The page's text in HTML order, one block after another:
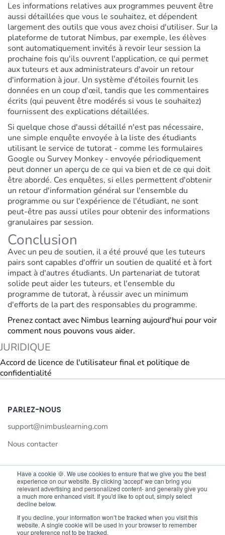
Have a cookie 🍪. We use cookies to ensure that we give you the best
experience on our website. By clicking 'accept' we can bring you
relevant advertising and personalized content- and generally give you
a much more enhanced visit. If you'd like to opt out, simply select
decline below.
If you decline, your information won’t be tracked when you visit this
website. A single cookie will be used in your browser to remember
your preference not to be tracked.
We value your privacy
We use cookies to enhance your browsing experience,serve
personalised ads or content,and analyse our traffic.By
clicking"Accept All",you consent to our use of cookies.
Les informations relatives aux programmes peuvent être
aussi détaillées que vous le souhaitez, et dépendent
largement des outils que vous avez choisi d'utiliser. Sur la
plateforme de tutorat Nimbus, par exemple, les élèves
sont automatiquement invités à revoir leur session la
prochaine fois qu'ils ouvrent l'application, ce qui permet
aux tuteurs et aux administrateurs d'avoir un retour
d'information à jour. Un système d'étoiles fournit les
données en un coup d'œil, tandis que les commentaires
écrits (qui peuvent être modérés si vous le souhaitez)
fournissent des explications détaillées.
Si quelque chose d'aussi détaillé n'est pas nécessaire,
une simple enquête envoyée à la liste des étudiants
utilisant le service de tutorat - comme les formulaires
Google ou Survey Monkey - envoyée périodiquement
peut donner un aperçu de ce qui va bien et de ce qui doit
être abordé. Ces enquêtes, si elles permettent d'obtenir
un retour d'information général sur l'ensemble du
programme ou sur l'expérience de l'étudiant, ne sont
peut-être pas aussi utiles pour obtenir des informations
granulaires par session.
Conclusion
Avec un peu de soutien, il a été prouvé que les tuteurs
pairs sont capables d'offrir un soutien de qualité et à fort
impact à d'autres étudiants. Un partenariat de tutorat
solide peut aider les tuteurs, et l'ensemble du
programme de tutorat, à réussir avec un minimum
d'efforts de la part des responsables du programme.
Prenez contact avec Nimbus learning aujourd'hui pour voir
comment nous pouvons vous aider.
JURIDIQUE
Accord de licence de l'utilisateur final et politique de
confidentialité
PARLEZ-NOUS
support@nimbuslearning.com
Nous contacter